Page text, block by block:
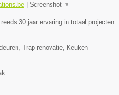
| Screenshot ▼
30 jaar ervaring in totaal projecten
Trap renovatie, Keuken